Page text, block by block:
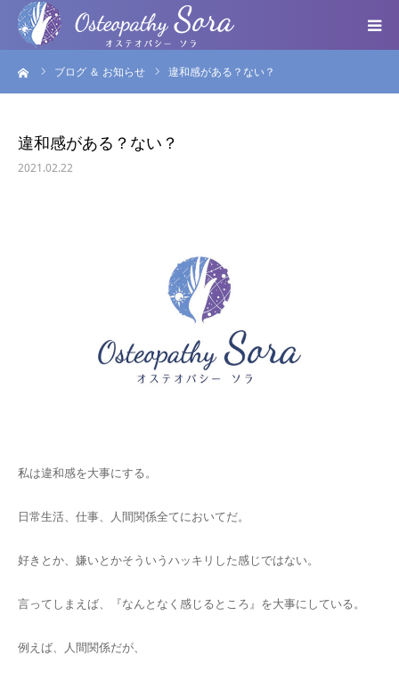
ブログ ＆ お知らせ 違和感がある？ない？
違和感がある？ない？
2021.02.22
私は違和感を大事にする。
日常生活、仕事、人間関係全てにおいてだ。
好きとか、嫌いとかそういうハッキリした感じではない。
言ってしまえば、『なんとなく感じるところ』を大事にしている。
例えば、人間関係だが、
ABOUT
MENU
個人情報保護方針